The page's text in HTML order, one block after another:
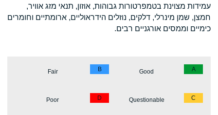
עמידות מצוינת בטמפרטורות גבוהות, אוזון, תנאי מזג אוויר,
חמצן, שמן מינרלי, דלקים, נוזלים הידראוליים, ארומתיים וחומרים
כימיים וממסים אורגניים רבים.
A
Good
B
Fair
C
Questionable
D
Poor